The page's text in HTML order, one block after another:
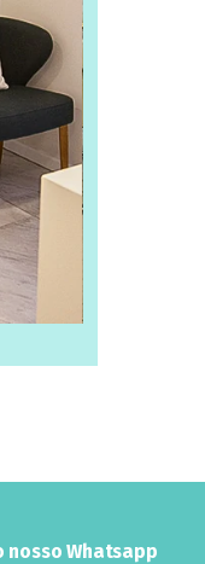
nosso Whatsapp